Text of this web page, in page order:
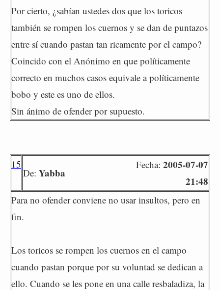
Por cierto, ¿sabían ustedes dos que los toricos
también se rompen los cuernos y se dan de puntazos
entre sí cuando pastan tan ricamente por el campo?
Coincido con el Anónimo en que políticamente
correcto en muchos casos equivale a políticamente
bobo y este es uno de ellos.
Sin ánimo de ofender por supuesto.
15
De: Yabba
Fecha: 2005-07-07
21:48
Para no ofender conviene no usar insultos, pero en
fin.
Los toricos se rompen los cuernos en el campo
cuando pastan porque por su voluntad se dedican a
ello. Cuando se les pone en una calle resbaladiza, la